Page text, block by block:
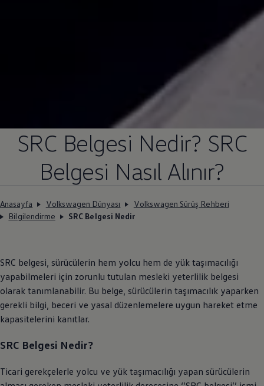
SRC Belgesi Nedir? SRC
Belgesi Nasıl Alınır?
Anasayfa Volkswagen Dünyası
Volkswagen Sürüş Rehberi
Bilgilendirme
SRC Belgesi Nedir
SRC belgesi, sürücülerin hem yolcu hem de yük taşımacılığı
yapabilmeleri için zorunlu tutulan mesleki yeterlilik belgesi
olarak tanımlanabilir. Bu belge, sürücülerin taşımacılık yaparken
gerekli bilgi, beceri ve yasal düzenlemelere uygun hareket etme
kapasitelerini kanıtlar.
SRC Belgesi Nedir?
Ticari gerekçelerle yolcu ve yük taşımacılığı yapan sürücülerin